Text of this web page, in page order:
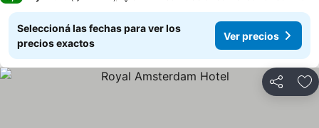
Seleccioná las fechas para ver los
precios exactos
Ver precios
Compartir